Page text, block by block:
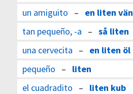
un amiguito – en liten vän
tan pequeño, -a – så liten
una cervecita – en liten öl
pequeño – liten
el cuadradito – liten kub